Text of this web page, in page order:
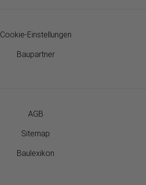
Cookie-Einstellungen
Baupartner
AGB
Sitemap
Baulexikon